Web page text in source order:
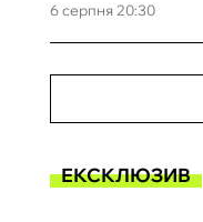
6 серпня 20:30
ЕКСКЛЮЗИВ